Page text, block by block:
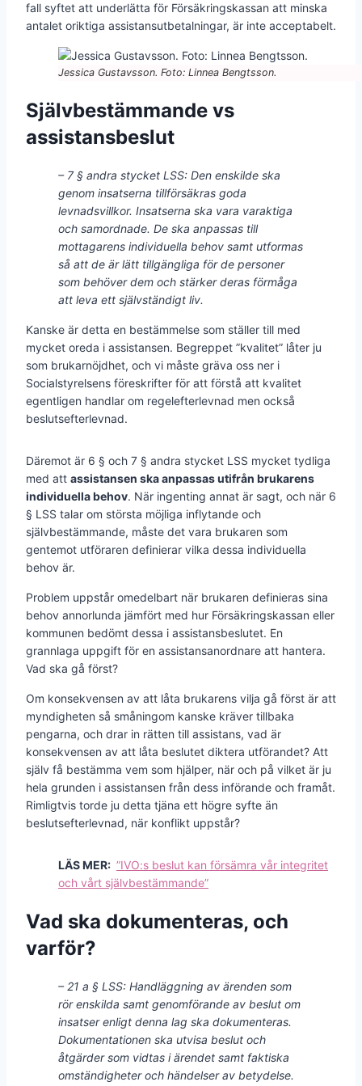
fall syftet att underlätta för Försäkringskassan att minska
antalet oriktiga assistansutbetalningar, är inte acceptabelt.
Jessica Gustavsson. Foto: Linnea Bengtsson.
Självbestämmande vs
assistansbeslut
– 7 § andra stycket LSS: Den enskilde ska
genom insatserna tillförsäkras goda
levnadsvillkor. Insatserna ska vara varaktiga
och samordnade. De ska anpassas till
mottagarens individuella behov samt utformas
så att de är lätt tillgängliga för de personer
som behöver dem och stärker deras förmåga
att leva ett självständigt liv.
Kanske är detta en bestämmelse som ställer till med
mycket oreda i assistansen. Begreppet ”kvalitet” låter ju
som brukarnöjdhet, och vi måste gräva oss ner i
Socialstyrelsens föreskrifter för att förstå att kvalitet
egentligen handlar om regelefterlevnad men också
beslutsefterlevnad.
Däremot är 6 § och 7 § andra stycket LSS mycket tydliga
med att assistansen ska anpassas utifrån brukarens
individuella behov. När ingenting annat är sagt, och när 6
§ LSS talar om största möjliga inflytande och
självbestämmande, måste det vara brukaren som
gentemot utföraren definierar vilka dessa individuella
behov är.
Problem uppstår omedelbart när brukaren definieras sina
behov annorlunda jämfört med hur Försäkringskassan eller
kommunen bedömt dessa i assistansbeslutet. En
grannlaga uppgift för en assistansanordnare att hantera.
Vad ska gå först?
Om konsekvensen av att låta brukarens vilja gå först är att
myndigheten så småningom kanske kräver tillbaka
pengarna, och drar in rätten till assistans, vad är
konsekvensen av att låta beslutet diktera utförandet? Att
själv få bestämma vem som hjälper, när och på vilket är ju
hela grunden i assistansen från dess införande och framåt.
Rimligtvis torde ju detta tjäna ett högre syfte än
beslutsefterlevnad, när konflikt uppstår?
LÄS MER: ”IVO:s beslut kan försämra vår integritet
och vårt självbestämmande”
Vad ska dokumenteras, och
varför?
– 21 a § LSS: Handläggning av ärenden som
rör enskilda samt genomförande av beslut om
insatser enligt denna lag ska dokumenteras.
Dokumentationen ska utvisa beslut och
åtgärder som vidtas i ärendet samt faktiska
omständigheter och händelser av betydelse.